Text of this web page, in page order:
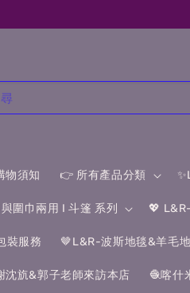
物須知 👉 所有產品分類
圍巾兩用 I 斗篷 系列 💖
裝服務 🤎L&R-波斯地毯&羊毛
沈斻&郭子老師來訪本店 🧶喀什